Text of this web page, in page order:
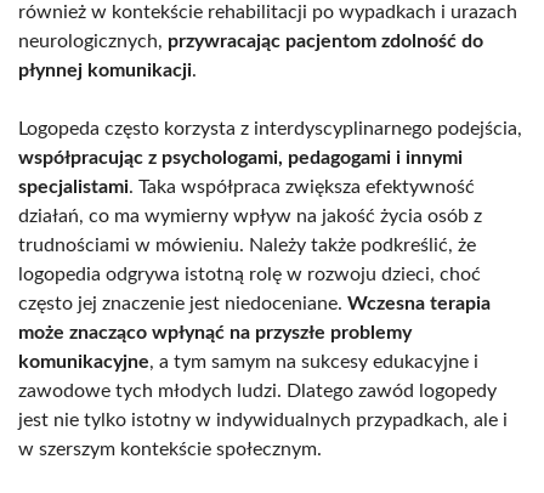
również w kontekście rehabilitacji po wypadkach i urazach
neurologicznych, przywracając pacjentom zdolność do
płynnej komunikacji.
Logopeda często korzysta z interdyscyplinarnego podejścia,
współpracując z psychologami, pedagogami i innymi
specjalistami. Taka współpraca zwiększa efektywność
działań, co ma wymierny wpływ na jakość życia osób z
trudnościami w mówieniu. Należy także podkreślić, że
logopedia odgrywa istotną rolę w rozwoju dzieci, choć
często jej znaczenie jest niedoceniane. Wczesna terapia
może znacząco wpłynąć na przyszłe problemy
komunikacyjne, a tym samym na sukcesy edukacyjne i
zawodowe tych młodych ludzi. Dlatego zawód logopedy
jest nie tylko istotny w indywidualnych przypadkach, ale i
w szerszym kontekście społecznym.